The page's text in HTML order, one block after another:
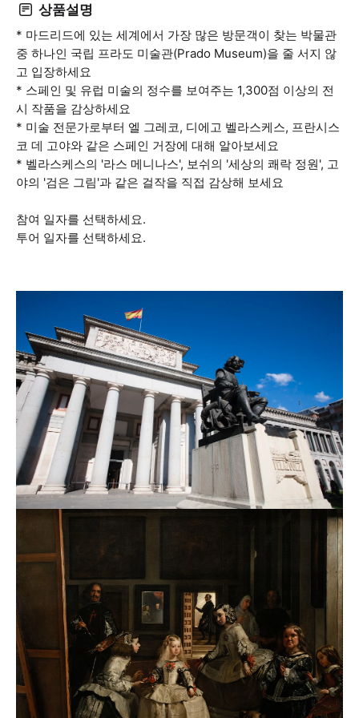
상품설명
* 마드리드에 있는 세계에서 가장 많은 방문객이 찾는 박물관
중 하나인 국립 프라도 미술관(Prado Museum)을 줄 서지 않
고 입장하세요
* 스페인 및 유럽 미술의 정수를 보여주는 1,300점 이상의 전
시 작품을 감상하세요
* 미술 전문가로부터 엘 그레코, 디에고 벨라스케스, 프란시스
코 데 고야와 같은 스페인 거장에 대해 알아보세요
* 벨라스케스의 '라스 메니나스', 보쉬의 '세상의 쾌락 정원', 고
야의 '검은 그림'과 같은 걸작을 직접 감상해 보세요
참여 일자를 선택하세요.
투어 일자를 선택하세요.